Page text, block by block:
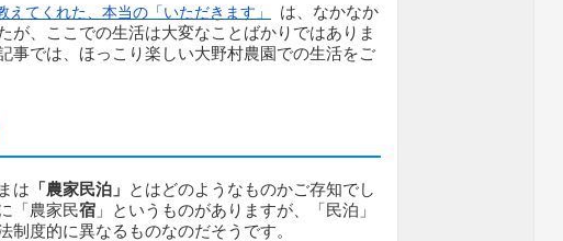
えてくれた、本当の「いただきます」
は、なかなか
が、ここでの生活は大変なことばかりではありま
事では、ほっこり楽しい大野村農園での生活をご
は 「農家民泊」 とはどのようなものかご存知でし
「農家民宿 」というものがありますが、「民泊」
制度的に異なるものなのだそうです。